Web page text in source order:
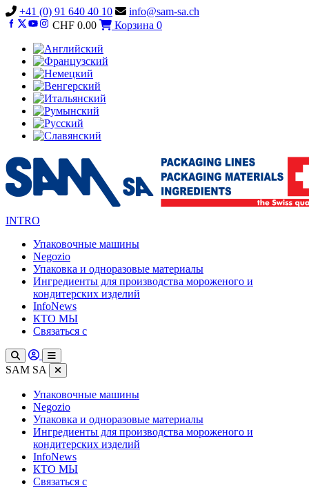
Vai
al
+41 (0) 91 640 40 10
info@sam-sa.ch
CHF 0.00 Корзина 0
INTRO
Упаковочные машины
Negozio
Упаковка и одноразовые материалы
Ингредиенты для производства мороженого и
кондитерских изделий
InfoNews
КТО МЫ
Связаться с
SAM SA
Упаковочные машины
Negozio
Упаковка и одноразовые материалы
Ингредиенты для производства мороженого и
кондитерских изделий
InfoNews
КТО МЫ
Связаться с